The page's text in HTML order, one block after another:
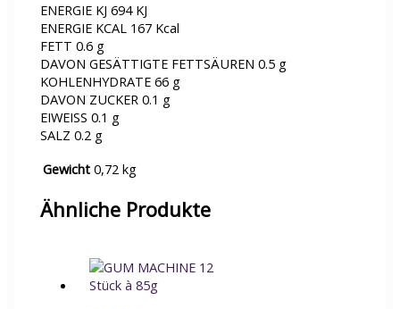
ENERGIE KJ 694 KJ
ENERGIE KCAL 167 Kcal
FETT 0.6 g
DAVON GESÄTTIGTE FETTSÄUREN 0.5 g
KOHLENHYDRATE 66 g
DAVON ZUCKER 0.1 g
EIWEISS 0.1 g
SALZ 0.2 g
Gewicht 0,72 kg
Ähnliche Produkte